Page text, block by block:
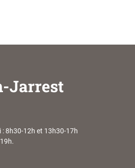
Jarrest
: 8h30-12h et 13h30-17h